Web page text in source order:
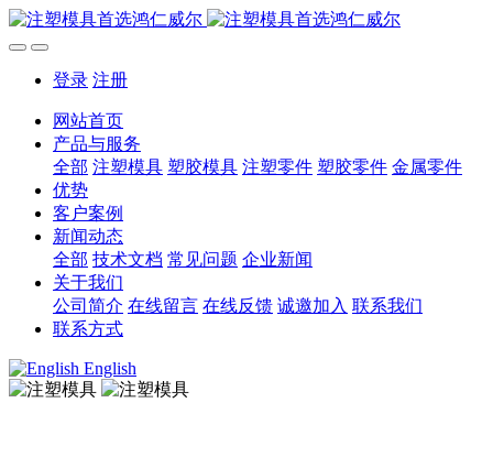
登录 注册
网站首页
产品与服务
全部 注塑模具 塑胶模具 注塑零件 塑胶零件 金属零件
优势
客户案例
新闻动态
全部 技术文档 常见问题 企业新闻
关于我们
公司简介 在线留言 在线反馈 诚邀加入 联系我们
联系方式
English